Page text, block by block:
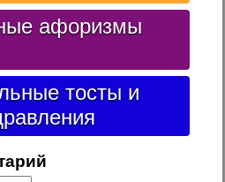
афоризмы
тосты и